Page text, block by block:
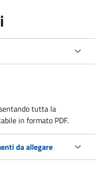
tutta la
in formato PDF.
da allegare